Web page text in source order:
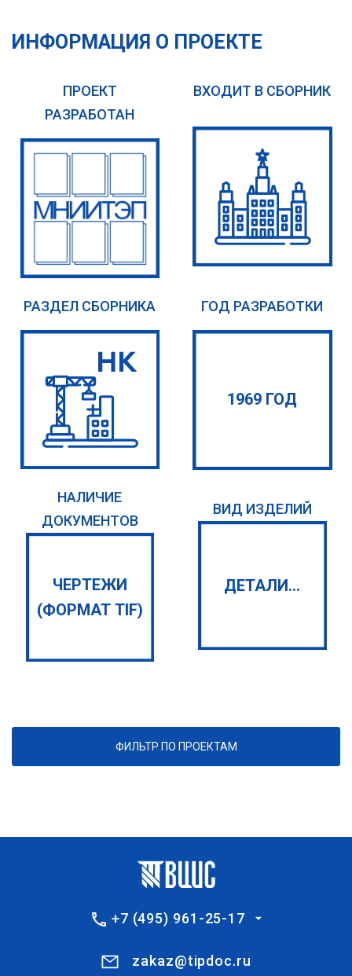
ИНФОРМАЦИЯ О ПРОЕКТЕ
ПРОЕКТ
РАЗРАБОТАН
ВХОДИТ В СБОРНИК
РАЗДЕЛ СБОРНИКА ГОД РАЗРАБОТКИ
1969 ГОД
НАЛИЧИЕ
ДОКУМЕНТОВ
ЧЕРТЕЖИ
(ФОРМАТ TIF)
ВИД ИЗДЕЛИЙ
ДЕТАЛИ...
ФИЛЬТР ПО ПРОЕКТАМ
+7 (495) 961-25-17
zakaz@tipdoc.ru